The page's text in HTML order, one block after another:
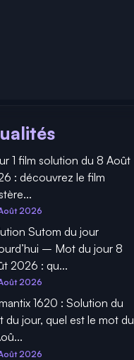
1 film solution du 8 Août
: découvrez le film
2026
Sutom du jour
– Mot du jour 8
2026 : qu...
2026
1620 : Solution du
du jour, quel est le mot du
2026